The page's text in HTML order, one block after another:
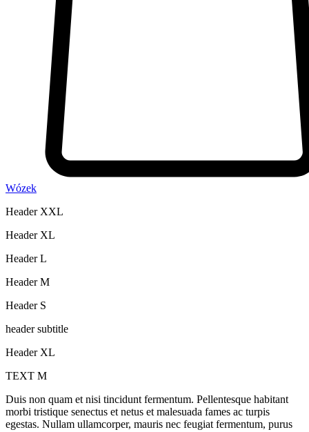
Wózek
Header XXL
Header XL
Header L
Header M
Header S
header subtitle
Header XL
TEXT M
Duis non quam et nisi tincidunt fermentum. Pellentesque habitant
morbi tristique senectus et netus et malesuada fames ac turpis
egestas. Nullam ullamcorper, mauris nec feugiat fermentum, purus